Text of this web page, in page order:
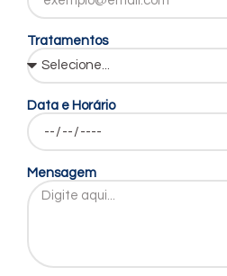
Tratamentos
Data e Horário
Mensagem